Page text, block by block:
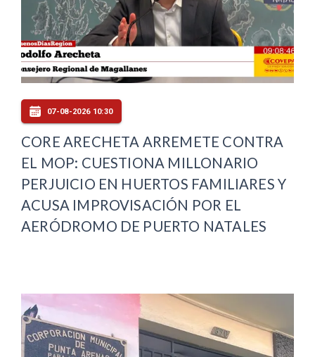
07-08-2026 10:30
CORE ARECHETA ARREMETE CONTRA
EL MOP: CUESTIONA MILLONARIO
PERJUICIO EN HUERTOS FAMILIARES Y
ACUSA IMPROVISACIÓN POR EL
AERÓDROMO DE PUERTO NATALES